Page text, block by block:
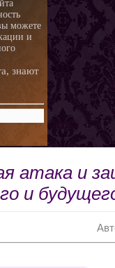
можете
и
знают
атака и
и